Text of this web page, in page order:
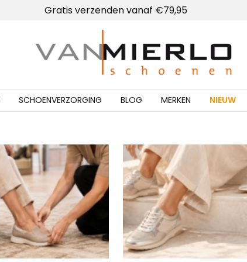
Gratis verzenden vanaf €79,95
SCHOENVERZORGING BLOG MERKEN NIEUW